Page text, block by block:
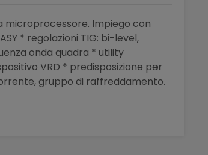
microprocessore. Impiego con
* regolazioni TIG: bi-level,
onda quadra * utility
VRD * predisposizione per
gruppo di raffreddamento.